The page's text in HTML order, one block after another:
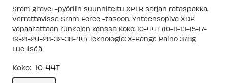
Sram gravel -pyöriin suunniteltu XPLR sarjan rataspakka.
Verrattavissa Sram Force -tasoon. Yhteensopiva XDR
vapaarattaan runkojen kanssa Koko: 10-44T (10-11-13-15-17-
19-21-24-28-32-38-44) Teknologia: X-Range Paino 378g
Lue lisää
Koko: 10-44T